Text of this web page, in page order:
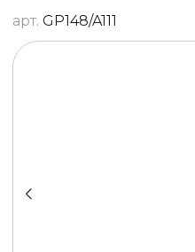
арт. GP148/A111